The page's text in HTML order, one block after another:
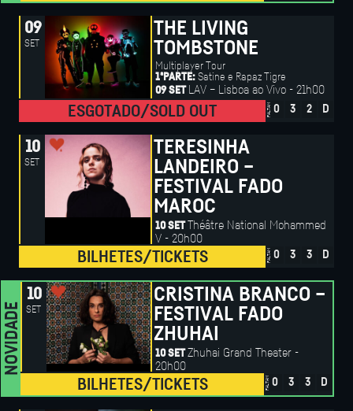
09
SET
THE LIVING
TOMBSTONE
Multiplayer Tour
1ªPARTE:Satine e Rapaz Tigre
09 SET LAV – Lisboa ao Vivo - 21h00
ESGOTADO/SOLD OUT FALTAM 0 3 2 D
10
SET
TERESINHA
LANDEIRO –
FESTIVAL FADO
MAROC
10 SET Théâtre National Mohammed
V - 20h00
BILHETES/TICKETS FALTAM 0 3 3 D
NOVIDADE
10
SET
CRISTINA BRANCO –
FESTIVAL FADO
ZHUHAI
10 SET Zhuhai Grand Theater -
20h00
BILHETES/TICKETS FALTAM 0 3 3 D